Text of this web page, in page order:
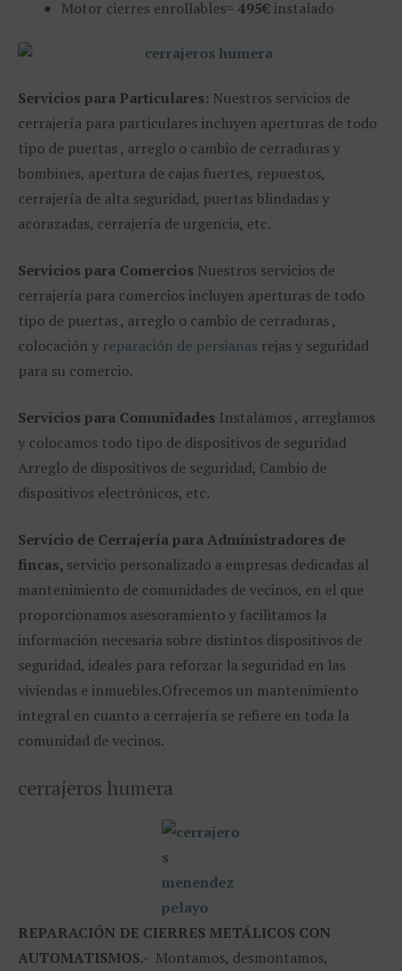
Motor cierres enrollables= 495€ instalado
Servicios para Particulares: Nuestros servicios de
cerrajería para particulares incluyen aperturas de todo
tipo de puertas , arreglo o cambio de cerraduras y
bombines, apertura de cajas fuertes, repuestos,
cerrajería de alta seguridad, puertas blindadas y
acorazadas, cerrajería de urgencia, etc.
Servicios para Comercios Nuestros servicios de
cerrajería para comercios incluyen aperturas de todo
tipo de puertas , arreglo o cambio de cerraduras ,
colocación y reparación de persianas rejas y seguridad
para su comercio.
Servicios para Comunidades Instalamos , arreglamos
y colocamos todo tipo de dispositivos de seguridad
Arreglo de dispositivos de seguridad, Cambio de
dispositivos electrónicos, etc.
Servicio de Cerrajería para Administradores de
fincas, servicio personalizado a empresas dedicadas al
mantenimiento de comunidades de vecinos, en el que
proporcionamos asesoramiento y facilitamos la
información necesaria sobre distintos dispositivos de
seguridad, ideales para reforzar la seguridad en las
viviendas e inmuebles.Ofrecemos un mantenimiento
integral en cuanto a cerrajería se refiere en toda la
comunidad de vecinos.
cerrajeros humera
REPARACIÓN DE CIERRES METÁLICOS CON
AUTOMATISMOS.- Montamos, desmontamos,